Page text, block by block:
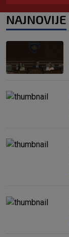
NAJNOVIJE